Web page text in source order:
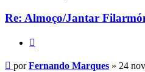
Re: Almoço/Jantar
Mensagem
porFernando Marques » 24